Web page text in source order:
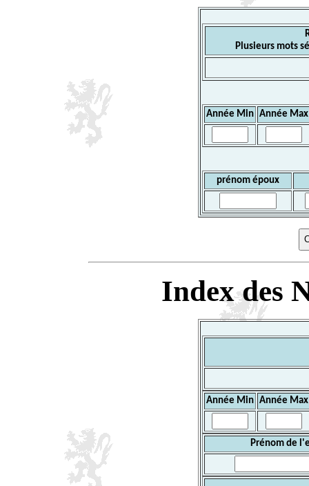
Plusieurs mots
Année Min Année Max
prénom époux
Index des
Année Min Année Max
Prénom de